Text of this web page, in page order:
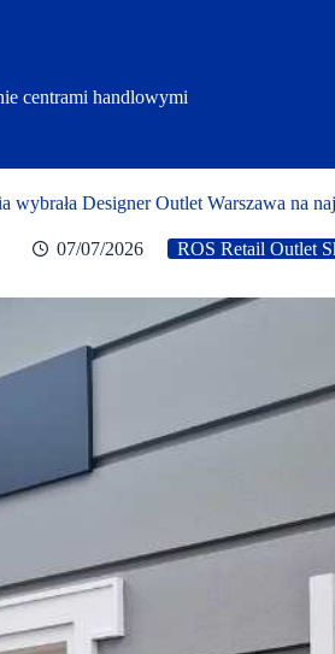
centrami handlowymi
wybrała Designer Outlet Warszawa na
07/07/2026 ROS Retail Outlet